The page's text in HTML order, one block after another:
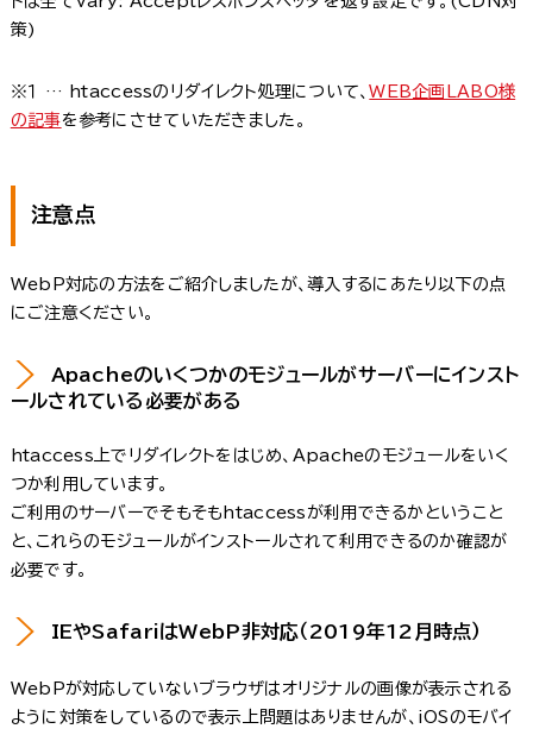
策)
※１ … htaccessのリダイレクト処理について、WEB企画LABO様
の記事を参考にさせていただきました。
注意点
WebP対応の方法をご紹介しましたが、導入するにあたり以下の点
にご注意ください。
Apacheのいくつかのモジュールがサーバーにインスト
ールされている必要がある
htaccess上でリダイレクトをはじめ、Apacheのモジュールをいく
つか利用しています。
ご利用のサーバーでそもそもhtaccessが利用できるかということ
と、これらのモジュールがインストールされて利用できるのか確認が
必要です。
IEやSafariはWebP非対応（2019年12月時点）
WebPが対応していないブラウザはオリジナルの画像が表示される
ように対策をしているので表示上問題はありませんが、iOSのモバイ